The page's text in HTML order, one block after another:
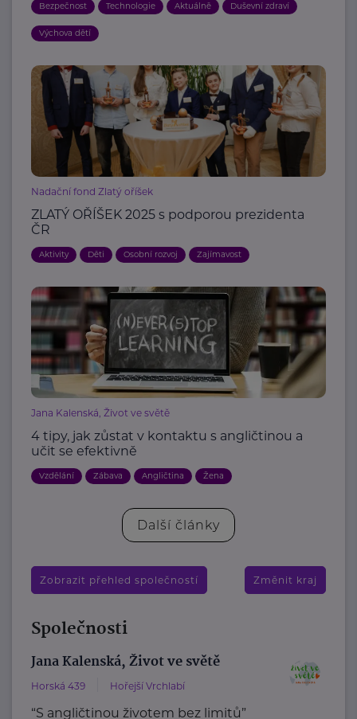
Bezpečnost Technologie Aktuálně Duševní zdraví
Výchova dětí
Nadační fond Zlatý oříšek
ZLATÝ OŘÍŠEK 2025 s podporou prezidenta
ČR
Aktivity Děti Osobní rozvoj Zajímavost
Jana Kalenská, Život ve světě
4 tipy, jak zůstat v kontaktu s angličtinou a
učit se efektivně
Vzdělání Zábava Angličtina Žena
Další články
Zobrazit přehled společností Změnit kraj
Společnosti
Jana Kalenská, Život ve světě
Horská 439 Hořejší Vrchlabí
“S angličtinou životem bez limitů”